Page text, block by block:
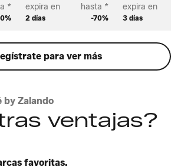
* expira en
2 días
hasta *
-70%
expira en
3 días
para ver más
by Zalando
ventajas?
favoritas.